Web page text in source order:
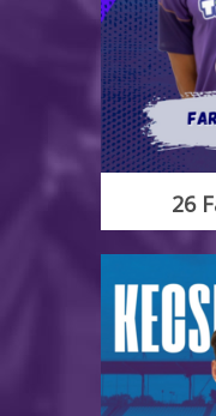
26